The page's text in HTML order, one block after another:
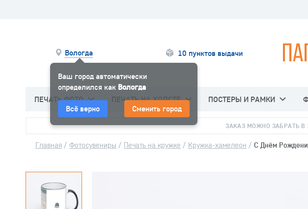
Вологда
Ваш город автоматически
определился как Вологда
Всё верно Сменить город
10 пунктов выдачи
ПЕЧАТЬ ФОТО ПЕЧАТЬ НА ХОЛСТЕ ПОСТЕРЫ И РАМКИ
ЗАКАЗ МОЖНО ЗАБРАТЬ В
Главная / Фотосувениры / Печать на кружке / Кружка-хамелеон / С Днём